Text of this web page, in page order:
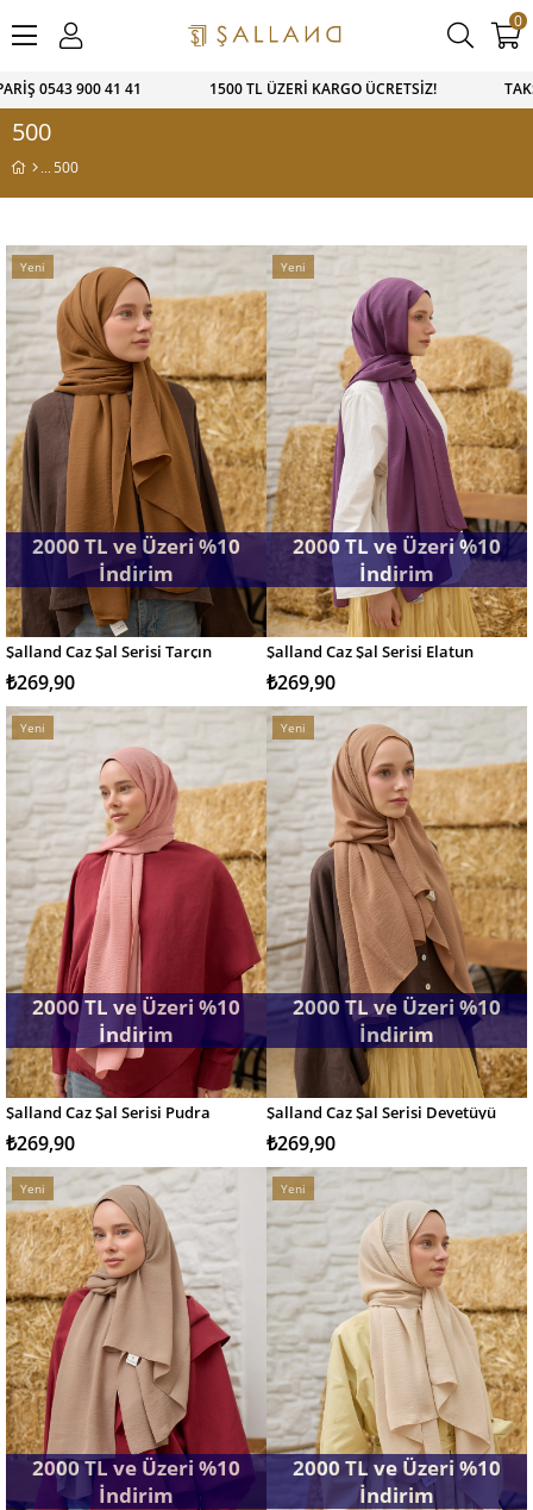
1500 TL ÜZERİ KARGO ÜCRETSİZ! TAKSİTLİ ALIŞVERİŞ
0
500
500
SEPETE EKLE
Yeni
Şalland Caz Şal Serisi Tarçın
2000 TL ve Üzeri %10
İndirim
₺269,90
SEPETE EKLE
Yeni
Ürün
Şalland Caz Şal Serisi Elatun
2000 TL ve Üzeri %10
İndirim
₺269,90
SEPETE EKLE
Yeni
Şalland Caz Şal Serisi Pudra
2000 TL ve Üzeri %10
İndirim
₺269,90
SEPETE EKLE
Yeni
Ürün
Şalland Caz Şal Serisi Devetüyü
2000 TL ve Üzeri %10
İndirim
₺269,90
Yeni
Ürün
2000 TL ve Üzeri %10
İndirim
Yeni
Ürün
2000 TL ve Üzeri %10
İndirim